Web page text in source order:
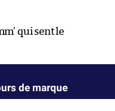
qui sent le
de marque